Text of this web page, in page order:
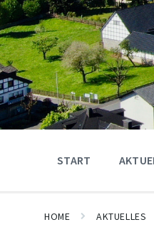
START
HOME AKTUELLES